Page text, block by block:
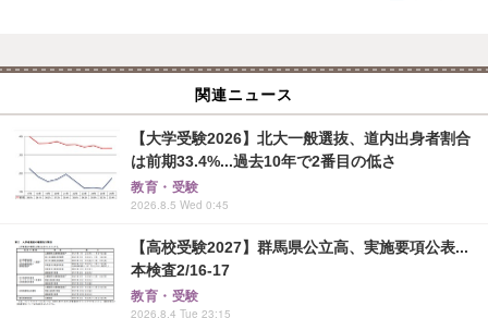
関連ニュース
【大学受験2026】北大一般選抜、道内出身者割合
は前期33.4%...過去10年で2番目の低さ
教育・受験
2026.8.5 Wed 0:45
【高校受験2027】群馬県公立高、実施要項公表...
本検査2/16-17
教育・受験
2026.8.4 Tue 23:15